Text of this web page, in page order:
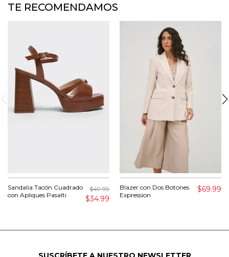
TE RECOMENDAMOS
Sandalia Tacón Cuadrado
con Apliques Pasalti
$49.99
$34.99
Blazer con Dos Botones
Expression
$69.99